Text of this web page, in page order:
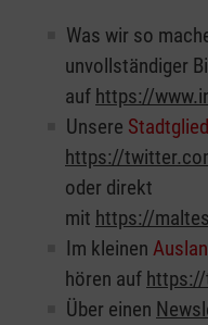
Was wir so
unvollständiger
auf https://
Unsere
https://
oder direkt
mit https://
Im kleinen
hören auf
Über einen